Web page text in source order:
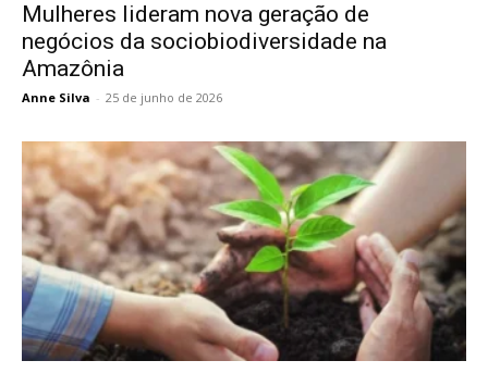
Mulheres lideram nova geração de
negócios da sociobiodiversidade na
Amazônia
Anne Silva - 25 de junho de 2026